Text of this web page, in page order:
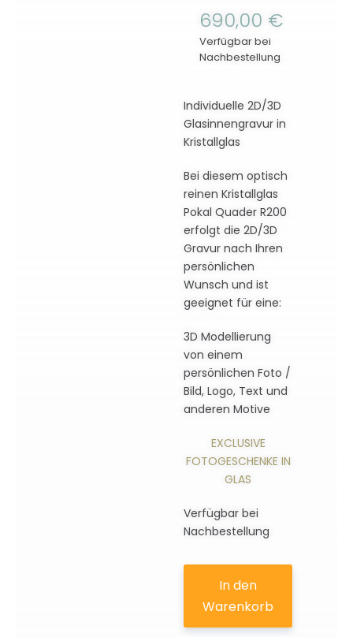
690,00 €
Verfügbar bei
Nachbestellung
Individuelle 2D/3D
Glasinnengravur in
Kristallglas
Bei diesem optisch
reinen Kristallglas
Pokal Quader R200
erfolgt die 2D/3D
Gravur nach Ihren
persönlichen
Wunsch und ist
geeignet für eine:
3D Modellierung
von einem
persönlichen Foto /
Bild, Logo, Text und
anderen Motive
EXCLUSIVE
FOTOGESCHENKE IN
GLAS
Verfügbar bei
Nachbestellung
In den
Warenkorb